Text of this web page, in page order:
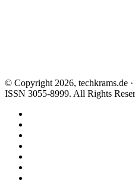
© Copyright 2026, techkrams.de
ISSN 3055-8999. All Rights